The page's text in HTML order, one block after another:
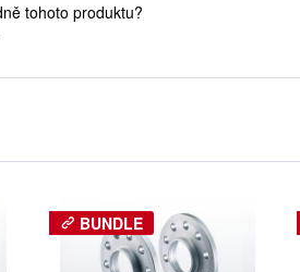
tohoto produktu?
BUNDLE